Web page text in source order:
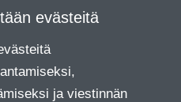
evästeitä
ja viestinnän